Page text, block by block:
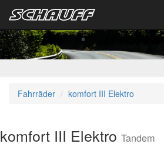
Fahrräder komfort III Elektro
komfort III Elektro Tandem